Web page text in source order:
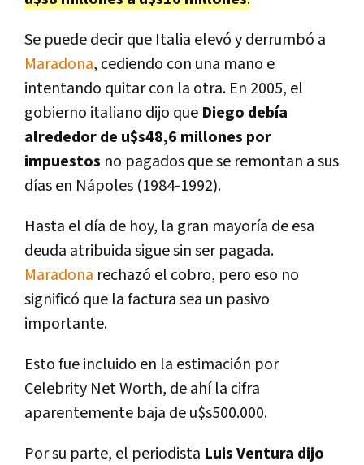
Se puede decir que Italia elevó y derrumbó a
Maradona, cediendo con una mano e
intentando quitar con la otra. En 2005, el
gobierno italiano dijo que Diego debía
alrededor de u$s48,6 millones por
impuestos no pagados que se remontan a sus
días en Nápoles (1984-1992).
Hasta el día de hoy, la gran mayoría de esa
deuda atribuida sigue sin ser pagada.
Maradona rechazó el cobro, pero eso no
significó que la factura sea un pasivo
importante.
Esto fue incluido en la estimación por
Celebrity Net Worth, de ahí la cifra
aparentemente baja de u$s500.000.
Por su parte, el periodista Luis Ventura dijo